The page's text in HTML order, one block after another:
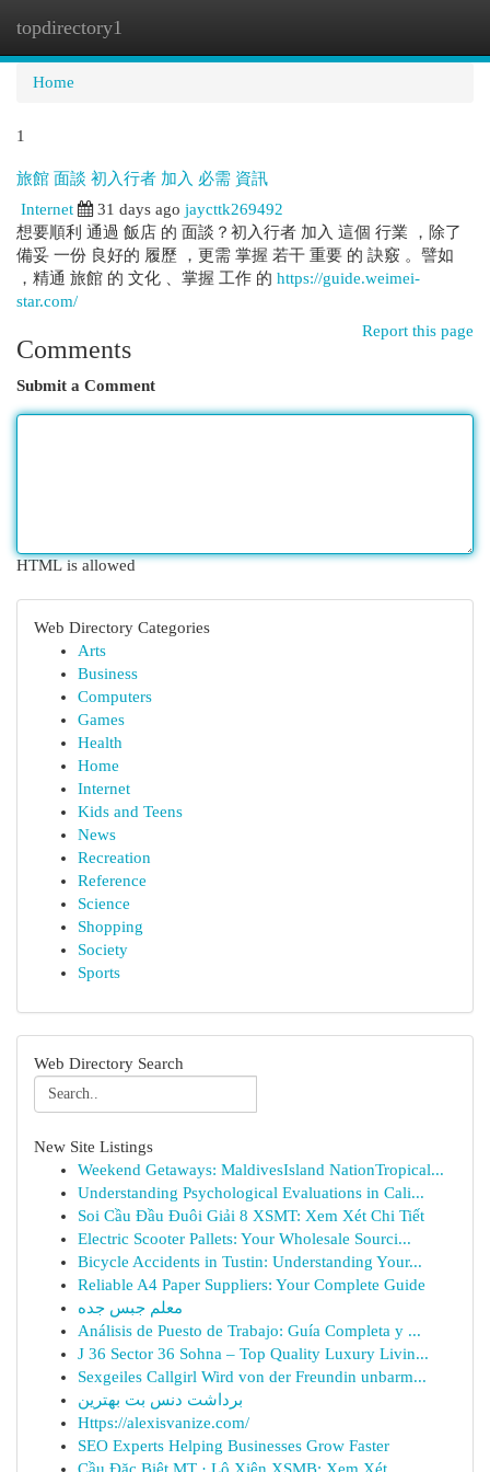
topdirectory1
Home
1
旅館 面談 初入行者 加入 必需 資訊
Internet
31 days ago jaycttk269492
想要順利 通過 飯店 的 面談？初入行者 加入 這個 行業 ，除了
備妥 一份 良好的 履歷 ，更需 掌握 若干 重要 的 訣竅 。譬如
，精通 旅館 的 文化 、掌握 工作 的 https://guide.weimei-
star.com/
Report this page
Comments
Submit a Comment
HTML is allowed
Web Directory Categories
Arts
Business
Computers
Games
Health
Home
Internet
Kids and Teens
News
Recreation
Reference
Science
Shopping
Society
Sports
Web Directory Search
New Site Listings
Weekend Getaways: MaldivesIsland NationTropical...
Understanding Psychological Evaluations in Cali...
Soi Cầu Đầu Đuôi Giải 8 XSMT: Xem Xét Chi Tiết
Electric Scooter Pallets: Your Wholesale Sourci...
Bicycle Accidents in Tustin: Understanding Your...
Reliable A4 Paper Suppliers: Your Complete Guide
معلم جبس جده
Análisis de Puesto de Trabajo: Guía Completa y ...
J 36 Sector 36 Sohna – Top Quality Luxury Livin...
Sexgeiles Callgirl Wird von der Freundin unbarm...
برداشت دنس بت بهترین
Https://alexisvanize.com/
SEO Experts Helping Businesses Grow Faster